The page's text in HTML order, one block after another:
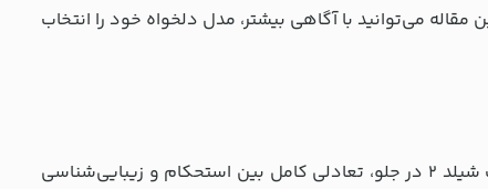
شده در این مقاله می‌توانید با آگاهی بیشتر، مدل دلخواه خود را انتخاب
آیفون 17 پرو با بدنه یکپارچه آلومینیومی، شیشه پشتی مقاوم و پوشش سرامیک شیلد 2 در جلو، تعادلی کامل بین استحکام و زیبایی‌شناسی